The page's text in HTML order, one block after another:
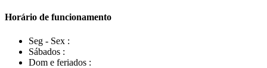
Horário de funcionamento
Seg - Sex :
Sábados :
Dom e feriados :